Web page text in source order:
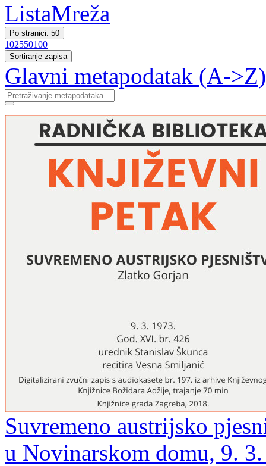
ListaMreža
Po stranici: 50
102550100
Sortiranje zapisa
Glavni metapodatak (A->Z)
Suvremeno austrijsko
u Novinarskom domu, 9.